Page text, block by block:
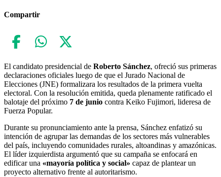
Compartir
El candidato presidencial de Roberto Sánchez, ofreció sus primeras
declaraciones oficiales luego de que el Jurado Nacional de
Elecciones (JNE) formalizara los resultados de la primera vuelta
electoral. Con la resolución emitida, queda plenamente ratificado el
balotaje del próximo 7 de junio contra Keiko Fujimori, lideresa de
Fuerza Popular.
Durante su pronunciamiento ante la prensa, Sánchez enfatizó su
intención de agrupar las demandas de los sectores más vulnerables
del país, incluyendo comunidades rurales, altoandinas y amazónicas.
El líder izquierdista argumentó que su campaña se enfocará en
edificar una «mayoría política y social» capaz de plantear un
proyecto alternativo frente al autoritarismo.